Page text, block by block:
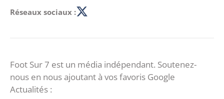
Réseaux sociaux :
Foot Sur 7 est un média indépendant. Soutenez-
nous en nous ajoutant à vos favoris Google
Actualités :